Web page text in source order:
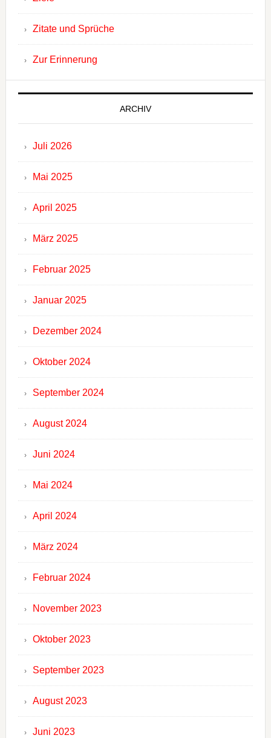
Zitate und Sprüche
Zur Erinnerung
ARCHIV
Juli 2026
Mai 2025
April 2025
März 2025
Februar 2025
Januar 2025
Dezember 2024
Oktober 2024
September 2024
August 2024
Juni 2024
Mai 2024
April 2024
März 2024
Februar 2024
November 2023
Oktober 2023
September 2023
August 2023
Juni 2023